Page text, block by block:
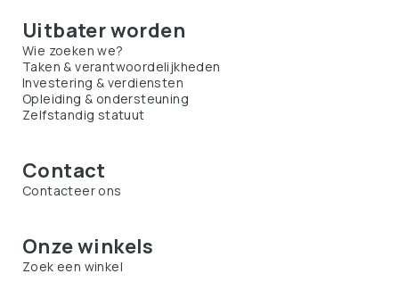
Uitbater worden
Wie zoeken we?
Taken & verantwoordelijkheden
Investering & verdiensten
Opleiding & ondersteuning
Zelfstandig statuut
Contact
Contacteer ons
Onze winkels
Zoek een winkel